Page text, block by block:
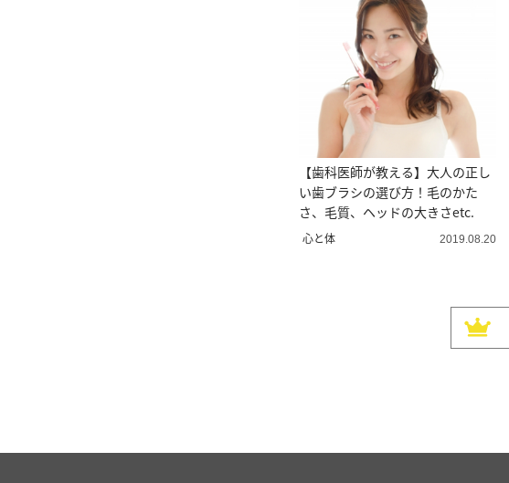
【歯科医師が教える】大人の正し
い歯ブラシの選び方！毛のかた
さ、毛質、ヘッドの大きさetc.
心と体 2019.08.20